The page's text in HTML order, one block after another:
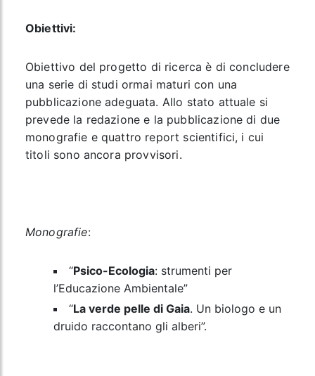
Obiettivi:
Obiettivo del progetto di ricerca è di concludere
una serie di studi ormai maturi con una
pubblicazione adeguata. Allo stato attuale si
prevede la redazione e la pubblicazione di due
monografie e quattro report scientifici, i cui
titoli sono ancora provvisori.
Monografie:
“Psico-Ecologia: strumenti per
l’Educazione Ambientale”
“La verde pelle di Gaia. Un biologo e un
druido raccontano gli alberi”.